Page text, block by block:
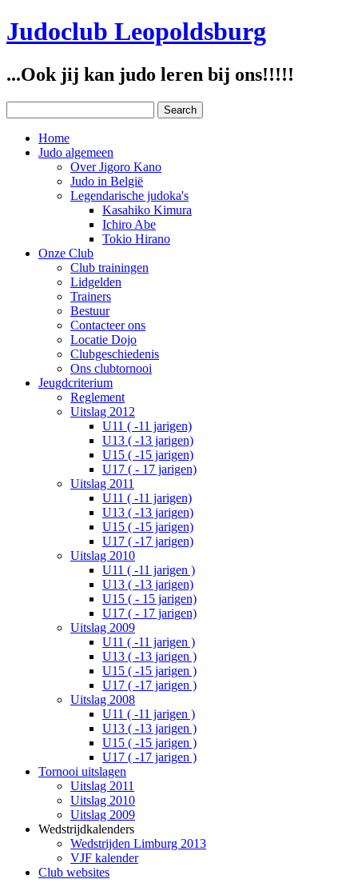
Judoclub Leopoldsburg
...Ook jij kan judo leren bij ons!!!!!
Home
Judo algemeen
Over Jigoro Kano
Judo in België
Legendarische judoka's
Kasahiko Kimura
Ichiro Abe
Tokio Hirano
Onze Club
Club trainingen
Lidgelden
Trainers
Bestuur
Contacteer ons
Locatie Dojo
Clubgeschiedenis
Ons clubtornooi
Jeugdcriterium
Reglement
Uitslag 2012
U11 ( -11 jarigen)
U13 ( -13 jarigen)
U15 ( -15 jarigen)
U17 ( - 17 jarigen)
Uitslag 2011
U11 ( -11 jarigen)
U13 ( -13 jarigen)
U15 ( -15 jarigen)
U17 ( -17 jarigen)
Uitslag 2010
U11 ( -11 jarigen )
U13 ( -13 jarigen)
U15 ( - 15 jarigen)
U17 ( - 17 jarigen)
Uitslag 2009
U11 ( -11 jarigen )
U13 ( -13 jarigen )
U15 ( -15 jarigen )
U17 ( -17 jarigen )
Uitslag 2008
U11 ( -11 jarigen )
U13 ( -13 jarigen )
U15 ( -15 jarigen )
U17 ( -17 jarigen )
Tornooi uitslagen
Uitslag 2011
Uitslag 2010
Uitslag 2009
Wedstrijdkalenders
Wedstrijden Limburg 2013
VJF kalender
Club websites